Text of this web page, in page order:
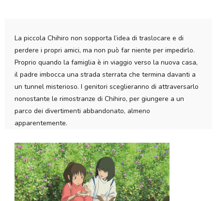
La piccola Chihiro non sopporta l’idea di traslocare e di
perdere i propri amici, ma non può far niente per impedirlo.
Proprio quando la famiglia è in viaggio verso la nuova casa,
il padre imbocca una strada sterrata che termina davanti a
un tunnel misterioso. I genitori sceglieranno di attraversarlo
nonostante le rimostranze di Chihiro, per giungere a un
parco dei divertimenti abbandonato, almeno
apparentemente.